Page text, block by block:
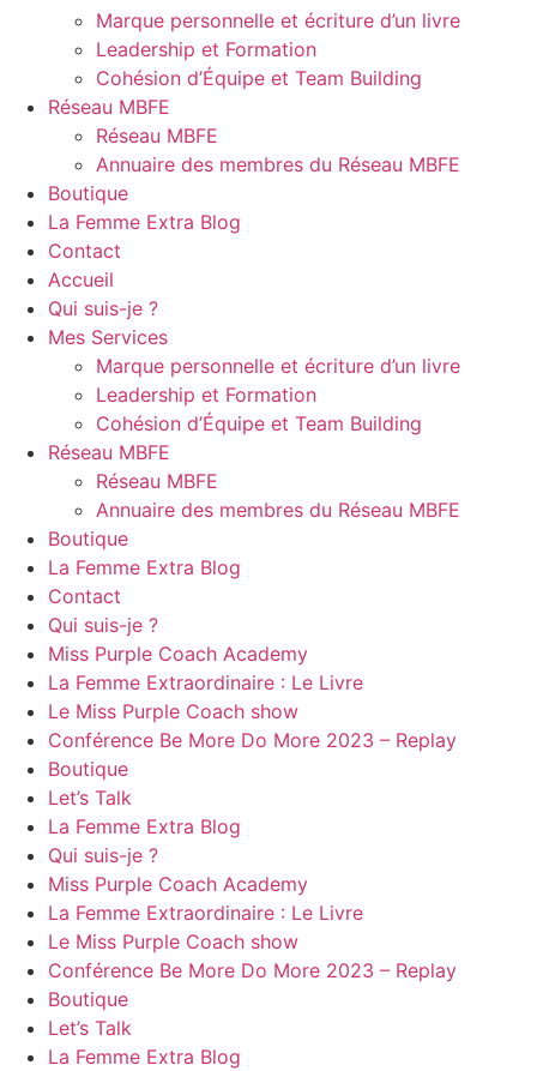
Marque personnelle et écriture d’un livre
Leadership et Formation
Cohésion d’Équipe et Team Building
Réseau MBFE
Réseau MBFE
Annuaire des membres du Réseau MBFE
Boutique
La Femme Extra Blog
Contact
Accueil
Qui suis-je ?
Mes Services
Marque personnelle et écriture d’un livre
Leadership et Formation
Cohésion d’Équipe et Team Building
Réseau MBFE
Réseau MBFE
Annuaire des membres du Réseau MBFE
Boutique
La Femme Extra Blog
Contact
Qui suis-je ?
Miss Purple Coach Academy
La Femme Extraordinaire : Le Livre
Le Miss Purple Coach show
Conférence Be More Do More 2023 – Replay
Boutique
Let’s Talk
La Femme Extra Blog
Qui suis-je ?
Miss Purple Coach Academy
La Femme Extraordinaire : Le Livre
Le Miss Purple Coach show
Conférence Be More Do More 2023 – Replay
Boutique
Let’s Talk
La Femme Extra Blog